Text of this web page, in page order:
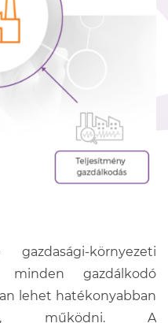
környezeti
minden gazdálkodó
lehet hatékonyabban
működni. A